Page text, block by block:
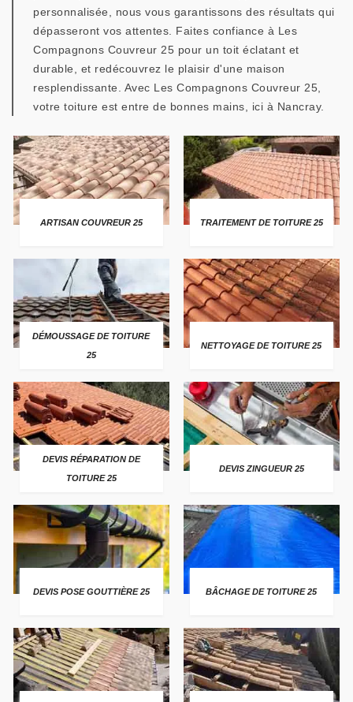
personnalisée, nous vous garantissons des résultats qui
dépasseront vos attentes. Faites confiance à Les
Compagnons Couvreur 25 pour un toit éclatant et
durable, et redécouvrez le plaisir d'une maison
resplendissante. Avec Les Compagnons Couvreur 25,
votre toiture est entre de bonnes mains, ici à Nancray.
ARTISAN COUVREUR 25 TRAITEMENT DE TOITURE 25
DÉMOUSSAGE DE TOITURE
25
NETTOYAGE DE TOITURE 25
DEVIS RÉPARATION DE
TOITURE 25
DEVIS ZINGUEUR 25
DEVIS POSE GOUTTIÈRE 25 BÂCHAGE DE TOITURE 25